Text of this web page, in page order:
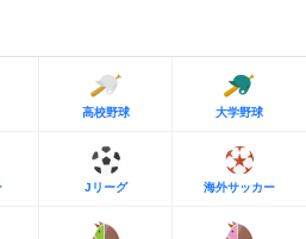
高校野球 大学野球
Jリーグ 海外サッカー